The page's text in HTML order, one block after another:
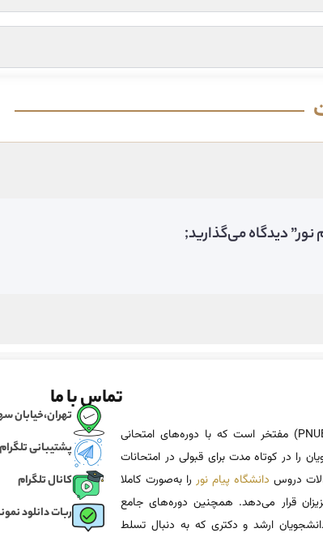
دیدگاه می‌گذارید;
پی ان یو اگزم (PNUEXAM) مفتخر است که با دوره‌های امتحانی
را در کوتاه مدت برای قبولی در امتحانات
دروس دانشگاه پیام نور را به‌صورت کاملا
قرار می‌دهد. همچنین دوره‌های جامع
ارشد و دکتری که به دنبال تسلط
تماس با ما
تهران،خیابان
پشتیبانی تلگرام
کانال تلگرام
ربات دانلود